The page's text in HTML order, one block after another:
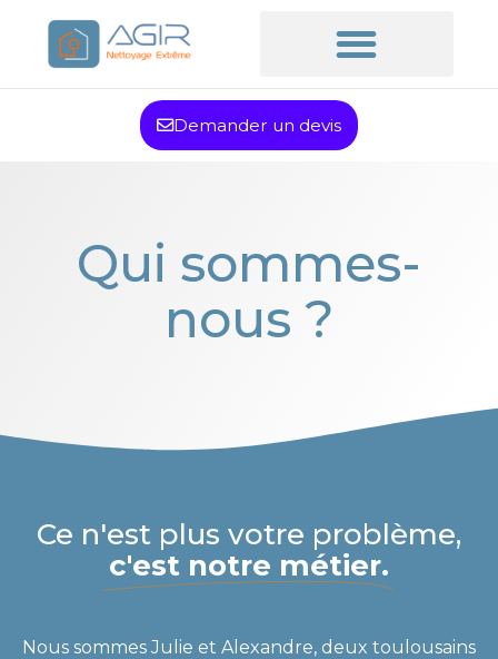
Demander un devis
Qui sommes-
nous ?
Ce n'est plus votre problème,
c'est notre métier.
Nous sommes Julie et Alexandre, deux toulousains